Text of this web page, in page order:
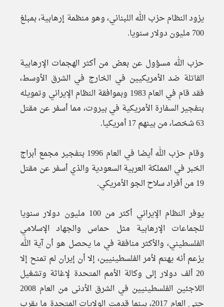
يزود النظام حزب الله اللبناني، وهو منظمة إرهابية، بمبلغ
700 مليون دولار سنويا.
حزب الله مسؤول عن بعض من أكثر الهجمات الإرهابية
القاتلة ضد الأمريكيين في الخارج في الشرق الأوسط،
فقد قام في العام 1983 وبموافقة النظام الإيراني وتمويله
بتفجير السفارة الأمريكية في بيروت، مما أسفر عن مقتل
63 شخصا، من بينهم 17 أمريكيا.
وقام حزب الله أيضا في العام 1996 بتفجير مجمع أبراج
الخبر في المملكة العربية السعودية والذي أسفر عن مقتل
19 من أفراد سلاح الجو الأمريكي.
يوفر النظام الإيراني أكثر من 100 مليون دولار سنويا
للجماعات الإرهابية مثل حماس والجهاد الإسلامي
الفلسطيني، والأكثر منافقة في ما يحصل هو أن آية الله
يزعم أنه يهتم لأمر الفلسطينيين، إلا أن إيران لم تمنح إلا
20 ألف دولار إلى وكالة الأمم المتحدة لإغاثة وتشغيل
اللاجئين الفلسطينيين في الشرق الأدنى من العام 2008